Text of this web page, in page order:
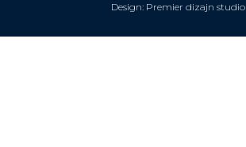
Design: Premier dizajn studio